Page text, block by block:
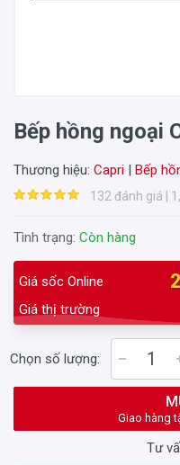
Bếp hồng ngoại
Thương hiệu: Capri | Bếp
132 đánh giá |
Tình trạng: Còn hàng
Giá sốc Online
Giá thị trường
Chọn số lượng:
Giao hàng
Tư